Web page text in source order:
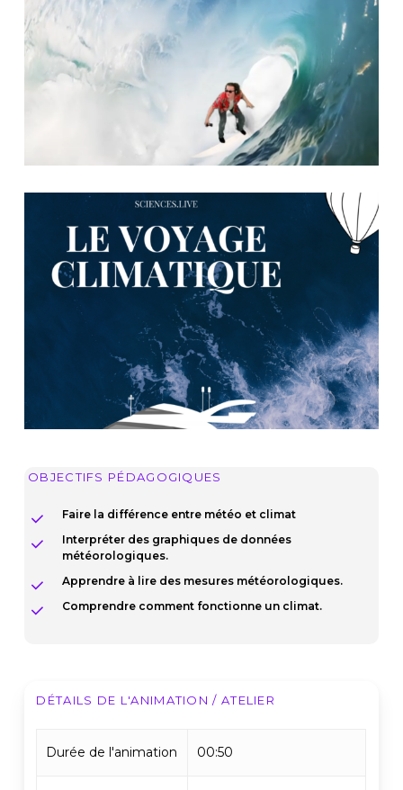
OBJECTIFS PÉDAGOGIQUES
Faire la différence entre météo et climat
Interpréter des graphiques de données
météorologiques.
Apprendre à lire des mesures météorologiques.
Comprendre comment fonctionne un climat.
DÉTAILS DE L'ANIMATION / ATELIER
Durée de l'animation 00:50